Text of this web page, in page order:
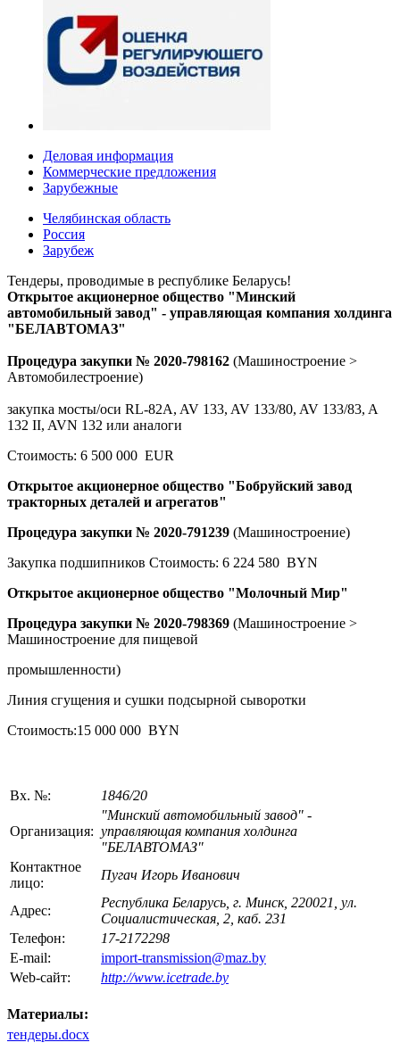
Деловая информация
Коммерческие предложения
Зарубежные
Челябинская область
Россия
Зарубеж
Тендеры, проводимые в республике Беларусь!
Открытое акционерное общество "Минский
автомобильный завод" - управляющая компания холдинга
"БЕЛАВТОМАЗ"
Процедура закупки № 2020-798162 (Машиностроение >
Автомобилестроение)
закупка мосты/оси RL-82A, AV 133, AV 133/80, AV 133/83, A
132 II, AVN 132 или аналоги
Стоимость: 6 500 000 EUR
Открытое акционерное общество "Бобруйский завод
тракторных деталей и агрегатов"
Процедура закупки № 2020-791239 (Машиностроение)
Закупка подшипников Стоимость: 6 224 580 BYN
Открытое акционерное общество "Молочный Мир"
Процедура закупки № 2020-798369 (Машиностроение >
Машиностроение для пищевой
промышленности)
Линия сгущения и сушки подсырной сыворотки
Стоимость:15 000 000 BYN
Вх. №: 1846/20
Организация:
"Минский автомобильный завод" -
управляющая компания холдинга
"БЕЛАВТОМАЗ"
Контактное
лицо:
Пугач Игорь Иванович
Адрес:
Республика Беларусь, г. Минск, 220021, ул.
Социалистическая, 2, каб. 231
Телефон:
17-2172298
E-mail:
import-transmission@maz.by
Web-сайт:
http://www.icetrade.by
Материалы:
тендеры.docx